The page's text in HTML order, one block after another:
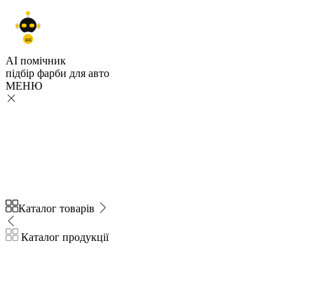
GC
AI помічник
підбір фарби для авто
МЕНЮ
Каталог товарів
Каталог продукції